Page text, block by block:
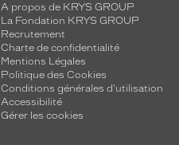
A propos de KRYS GROUP
La Fondation KRYS GROUP
Recrutement
Charte de confidentialité
Mentions Légales
Politique des Cookies
Conditions générales d'utilisation
Accessibilité
Gérer les cookies